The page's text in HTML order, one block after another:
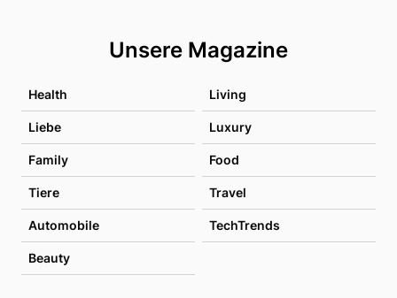
Unsere Magazine
Health Living
Liebe Luxury
Family Food
Tiere Travel
Automobile TechTrends
Beauty